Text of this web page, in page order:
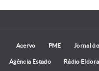
Acervo PME Jornal
Agência Estado Rádio